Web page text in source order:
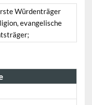
Würdenträger
evangelische